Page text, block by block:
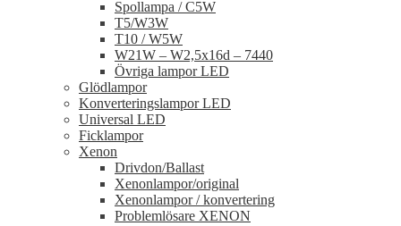
Spollampa / C5W
T5/W3W
T10 / W5W
W21W – W2,5x16d – 7440
Övriga lampor LED
Glödlampor
Konverteringslampor LED
Universal LED
Ficklampor
Xenon
Drivdon/Ballast
Xenonlampor/original
Xenonlampor / konvertering
Problemlösare XENON